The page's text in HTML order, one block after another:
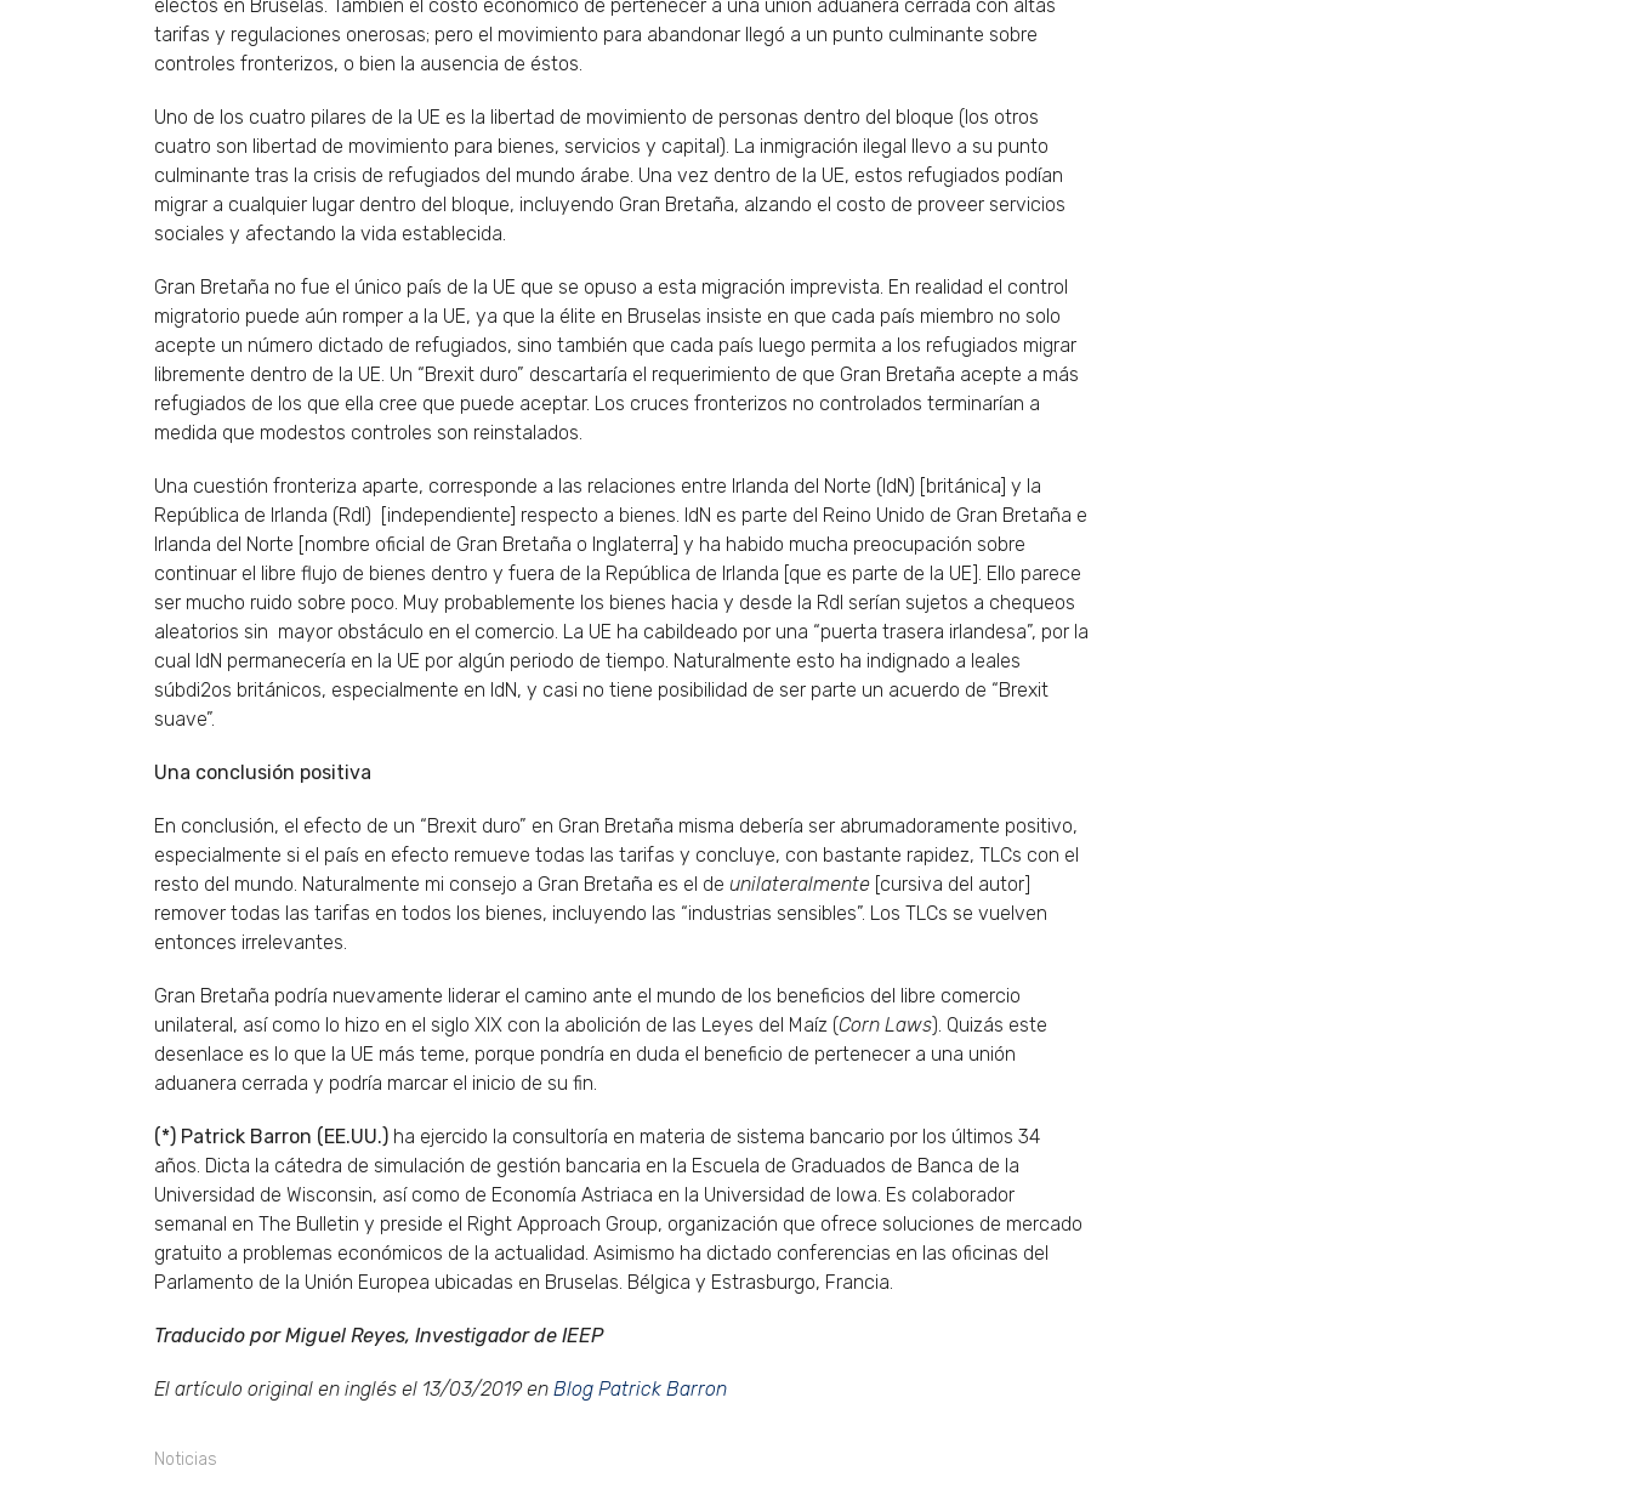
electos en Bruselas. También el costo económico de pertenecer a una unión aduanera cerrada con altas
tarifas y regulaciones onerosas; pero el movimiento para abandonar llegó a un punto culminante sobre
controles fronterizos, o bien la ausencia de éstos.
Uno de los cuatro pilares de la UE es la libertad de movimiento de personas dentro del bloque (los otros
cuatro son libertad de movimiento para bienes, servicios y capital). La inmigración ilegal llevo a su punto
culminante tras la crisis de refugiados del mundo árabe. Una vez dentro de la UE, estos refugiados podían
migrar a cualquier lugar dentro del bloque, incluyendo Gran Bretaña, alzando el costo de proveer servicios
sociales y afectando la vida establecida.
Gran Bretaña no fue el único país de la UE que se opuso a esta migración imprevista. En realidad el control
migratorio puede aún romper a la UE, ya que la élite en Bruselas insiste en que cada país miembro no solo
acepte un número dictado de refugiados, sino también que cada país luego permita a los refugiados migrar
libremente dentro de la UE. Un “Brexit duro” descartaría el requerimiento de que Gran Bretaña acepte a más
refugiados de los que ella cree que puede aceptar. Los cruces fronterizos no controlados terminarían a
medida que modestos controles son reinstalados.
Una cuestión fronteriza aparte, corresponde a las relaciones entre Irlanda del Norte (IdN) [británica] y la
República de Irlanda (RdI) [independiente] respecto a bienes. IdN es parte del Reino Unido de Gran Bretaña e
Irlanda del Norte [nombre oficial de Gran Bretaña o Inglaterra] y ha habido mucha preocupación sobre
continuar el libre flujo de bienes dentro y fuera de la República de Irlanda [que es parte de la UE]. Ello parece
ser mucho ruido sobre poco. Muy probablemente los bienes hacia y desde la RdI serían sujetos a chequeos
aleatorios sin mayor obstáculo en el comercio. La UE ha cabildeado por una “puerta trasera irlandesa”, por la
cual IdN permanecería en la UE por algún periodo de tiempo. Naturalmente esto ha indignado a leales
súbdi2os británicos, especialmente en IdN, y casi no tiene posibilidad de ser parte un acuerdo de “Brexit
suave”.
Una conclusión positiva
En conclusión, el efecto de un “Brexit duro” en Gran Bretaña misma debería ser abrumadoramente positivo,
especialmente si el país en efecto remueve todas las tarifas y concluye, con bastante rapidez, TLCs con el
resto del mundo. Naturalmente mi consejo a Gran Bretaña es el de unilateralmente [cursiva del autor]
remover todas las tarifas en todos los bienes, incluyendo las “industrias sensibles”. Los TLCs se vuelven
entonces irrelevantes.
Gran Bretaña podría nuevamente liderar el camino ante el mundo de los beneficios del libre comercio
unilateral, así como lo hizo en el siglo XIX con la abolición de las Leyes del Maíz (Corn Laws). Quizás este
desenlace es lo que la UE más teme, porque pondría en duda el beneficio de pertenecer a una unión
aduanera cerrada y podría marcar el inicio de su fin.
(*) Patrick Barron (EE.UU.) ha ejercido la consultoría en materia de sistema bancario por los últimos 34
años. Dicta la cátedra de simulación de gestión bancaria en la Escuela de Graduados de Banca de la
Universidad de Wisconsin, así como de Economía Astriaca en la Universidad de Iowa. Es colaborador
semanal en The Bulletin y preside el Right Approach Group, organización que ofrece soluciones de mercado
gratuito a problemas económicos de la actualidad. Asimismo ha dictado conferencias en las oficinas del
Parlamento de la Unión Europea ubicadas en Bruselas. Bélgica y Estrasburgo, Francia.
Traducido por Miguel Reyes, Investigador de IEEP
El artículo original en inglés el 13/03/2019 en Blog Patrick Barron
Noticias